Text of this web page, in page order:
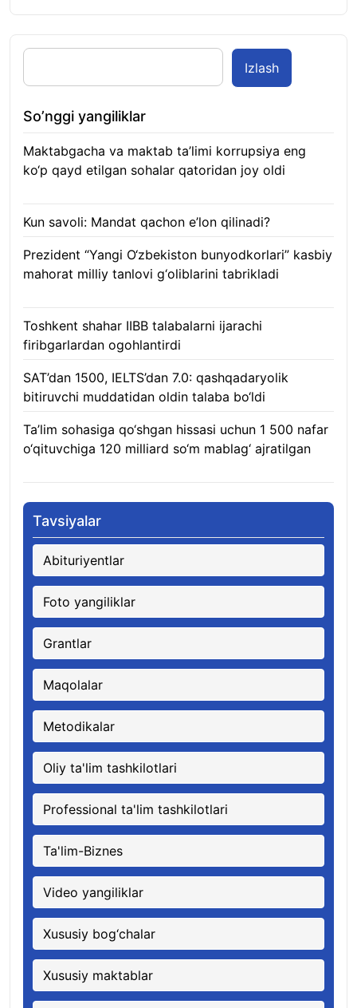
Izlash
So’nggi yangiliklar
Maktabgacha va maktab ta’limi korrupsiya eng
ko‘p qayd etilgan sohalar qatoridan joy oldi
Kun savoli: Mandat qachon e’lon qilinadi?
Prezident “Yangi O‘zbekiston bunyodkorlari” kasbiy
mahorat milliy tanlovi g‘oliblarini tabrikladi
Toshkent shahar IIBB talabalarni ijarachi
firibgarlardan ogohlantirdi
SAT’dan 1500, IELTS’dan 7.0: qashqadaryolik
bitiruvchi muddatidan oldin talaba bo‘ldi
Ta’lim sohasiga qo‘shgan hissasi uchun 1 500 nafar
o‘qituvchiga 120 milliard so‘m mablag‘ ajratilgan
Tavsiyalar
Abituriyentlar
Foto yangiliklar
Grantlar
Maqolalar
Metodikalar
Oliy ta'lim tashkilotlari
Professional ta'lim tashkilotlari
Ta'lim-Biznes
Video yangiliklar
Xususiy bog‘chalar
Xususiy maktablar